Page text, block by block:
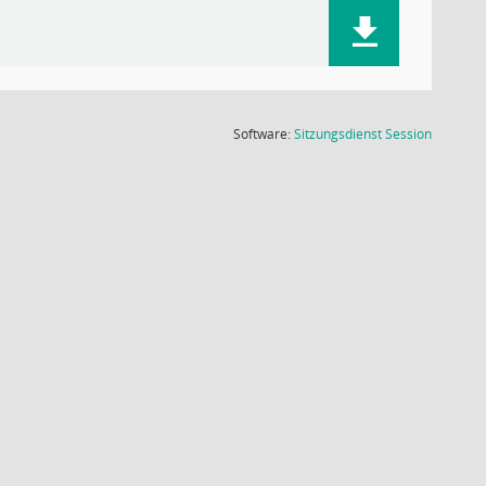
Software:SitzungsdienstSession(Wird in